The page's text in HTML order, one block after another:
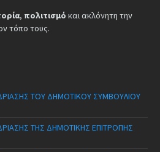
, πολιτισμό και ακλόνητη την
τόπο τους.
ΤΟΥ ΔΗΜΟΤΙΚΟΥ ΣΥΜΒΟΥΛΙΟΥ
ΤΗΣ ΔΗΜΟΤΙΚΗΣ ΕΠΙΤΡΟΠΗΣ